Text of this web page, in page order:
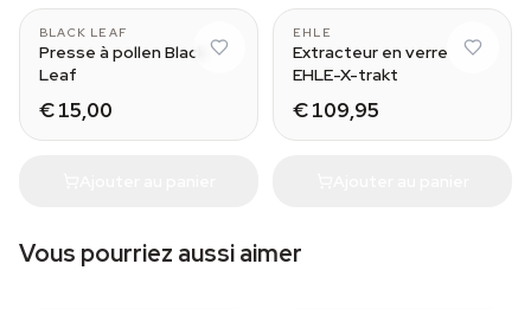
BLACK LEAF
Presse à pollen Black
Leaf
€ 15,00
EHLE
Extracteur en verre
EHLE-X-trakt
€ 109,95
Vous pourriez aussi aimer